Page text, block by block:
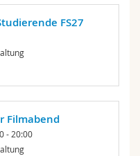
FS27
Filmabend
- 20:00